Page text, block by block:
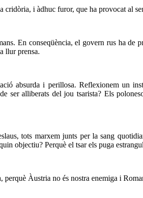
i àdhuc furor, que ha provocat al
En conseqüència, el govern rus ha
llur prensa.
absurda i perillosa. Reflexionem un
ser alliberats del jou tsarista? Els
tots marxem junts per la sang
objectiu? Perquè el tsar els puga
Àustria no és nostra enemiga i